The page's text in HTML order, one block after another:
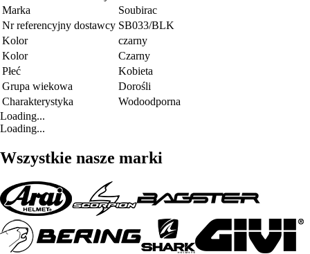
Marka
Soubirac
Nr referencyjny dostawcy SB033/BLK
Kolor
czarny
Kolor
Czarny
Płeć
Kobieta
Grupa wiekowa
Dorośli
Charakterystyka
Wodoodporna
Loading...
Loading...
Wszystkie nasze marki